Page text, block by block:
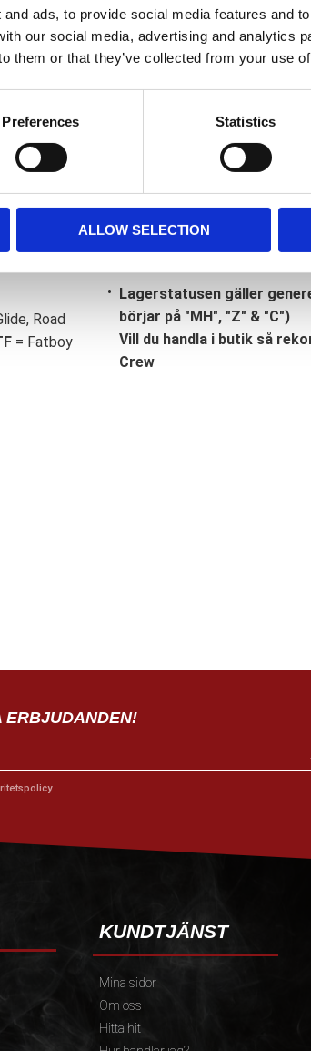
ads, to provide social media features and
our social media, advertising and analytics
them or that they’ve collected from your use
Preferences Statistics
ALLOW SELECTION
Road
= Fatboy
Lagerstatusen gäller
börjar på "MH", "Z" & "C")
Vill du handla i butik så
Crew
ERBJUDANDEN!
.
KUNDTJÄNST
Mina sidor
Om oss
Hitta hit